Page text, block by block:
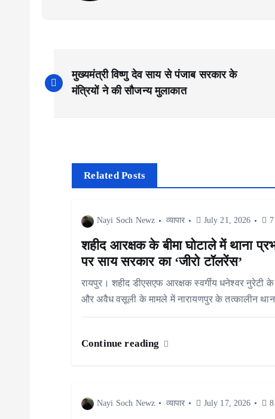
o
मुख्यमंत्री विष्णु देव साय से पंजाब सरकार के
मंत्रियों ने की सौजन्य मुलाकात
Related Posts
Nayi Soch Newz व्यापार July 21, 2026
शहीद आरक्षक के बीमा घोटाले में थाना
पर साय सरकार का ‘जीरो टॉलरेंस’
रायपुर। शहीद डीएसएफ आरक्षक स्वर्गीय धनेश्वर नुरेटी
और अवैध वसूली के मामले में नारायणपुर के तत्कालीन
Continue reading
Nayi Soch Newz व्यापार July 17, 2026